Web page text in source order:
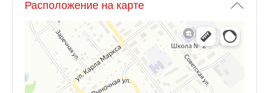
Расположение на карте